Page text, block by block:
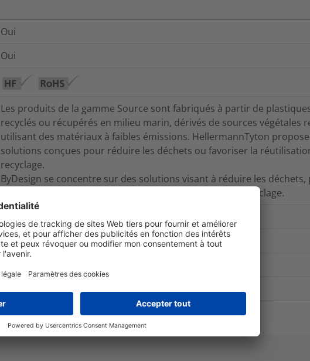
Oui
Oui
Les produits de la gamme Source sont fabriqués à partir de
recyclés ou récupérés en milieu marin, dérivés de sources végétales
utilisant des matériaux à faibles émissions. HellermannTyton
solutions conçues pour réduire les déchets ou favoriser la
recyclage.
ByDesign se concentre sur des solutions visant à réduire les
de vie des produits et faciliter leur réutilisation et leur recyclage.
Oui
UL94 V2